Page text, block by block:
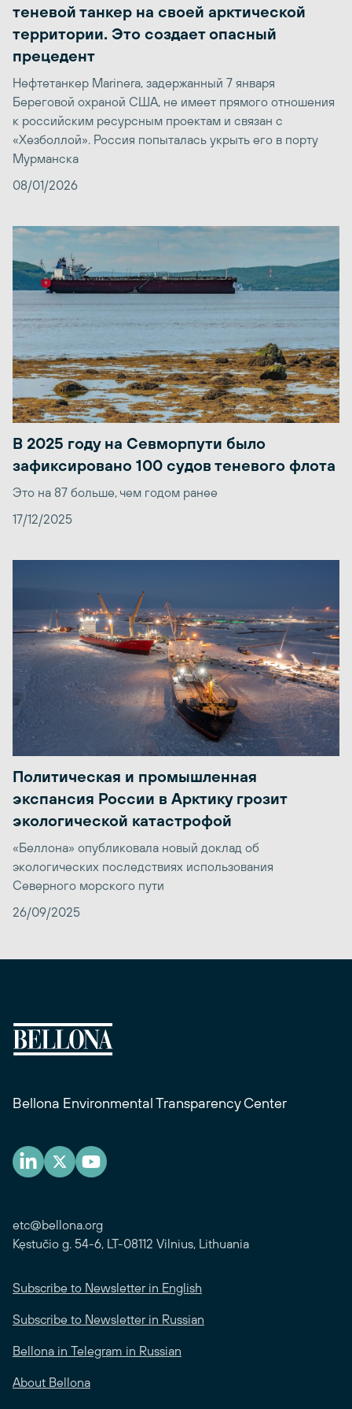
теневой танкер на своей арктической
территории. Это создает опасный
прецедент
Нефтетанкер Marinera, задержанный 7 января
Береговой охраной США, не имеет прямого отношения
к российским ресурсным проектам и связан с
«Хезболлой». Россия попыталась укрыть его в порту
Мурманска
08/01/2026
В 2025 году на Севморпути было
зафиксировано 100 судов теневого флота
Это на 87 больше, чем годом ранее
17/12/2025
Политическая и промышленная
экспансия России в Арктику грозит
экологической катастрофой
«Беллона» опубликовала новый доклад об
экологических последствиях использования
Северного морского пути
26/09/2025
Bellona Environmental Transparency Center
etc@bellona.org
Kęstučio g. 54-6, LT-08112 Vilnius, Lithuania
Subscribe to Newsletter in English
Subscribe to Newsletter in Russian
Bellona in Telegram in Russian
About Bellona